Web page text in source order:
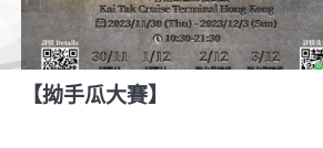
【拗手瓜大賽】